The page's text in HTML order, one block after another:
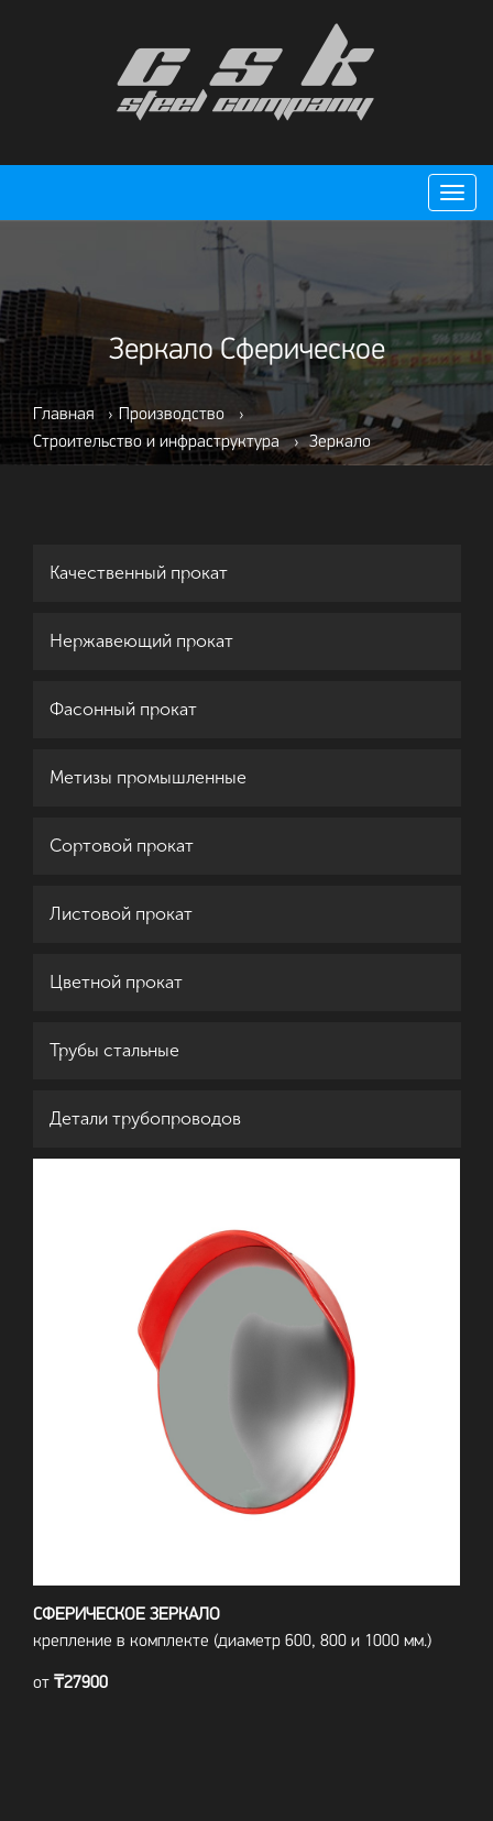
Зеркало Сферическое
Главная › Производство
›
Строительство и инфраструктура
› Зеркало
Качественный прокат
Нержавеющий прокат
Фасонный прокат
Метизы промышленные
Сортовой прокат
Листовой прокат
Цветной прокат
Трубы стальные
Детали трубопроводов
СФЕРИЧЕСКОЕ ЗЕРКАЛО
крепление в комплекте (диаметр 600, 800 и 1000 мм.)
от ₸27900